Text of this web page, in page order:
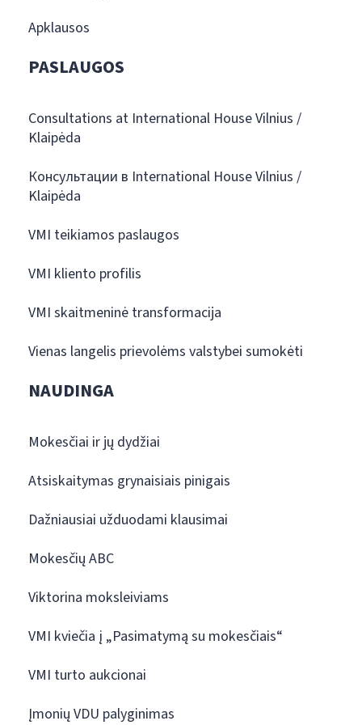
Apklausos
PASLAUGOS
Consultations at International House Vilnius /
Klaipėda
Консультации в International House Vilnius /
Klaipėda
VMI teikiamos paslaugos
VMI kliento profilis
VMI skaitmeninė transformacija
Vienas langelis prievolėms valstybei sumokėti
NAUDINGA
Mokesčiai ir jų dydžiai
Atsiskaitymas grynaisiais pinigais
Dažniausiai užduodami klausimai
Mokesčių ABC
Viktorina moksleiviams
VMI kviečia į „Pasimatymą su mokesčiais“
VMI turto aukcionai
Įmonių VDU palyginimas